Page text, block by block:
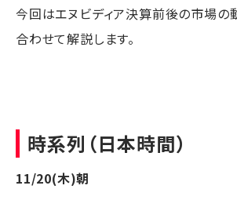
今回はエヌビディア決算前後の市場の
合わせて解説します。
時系列（日本時間）
11/20(木)朝